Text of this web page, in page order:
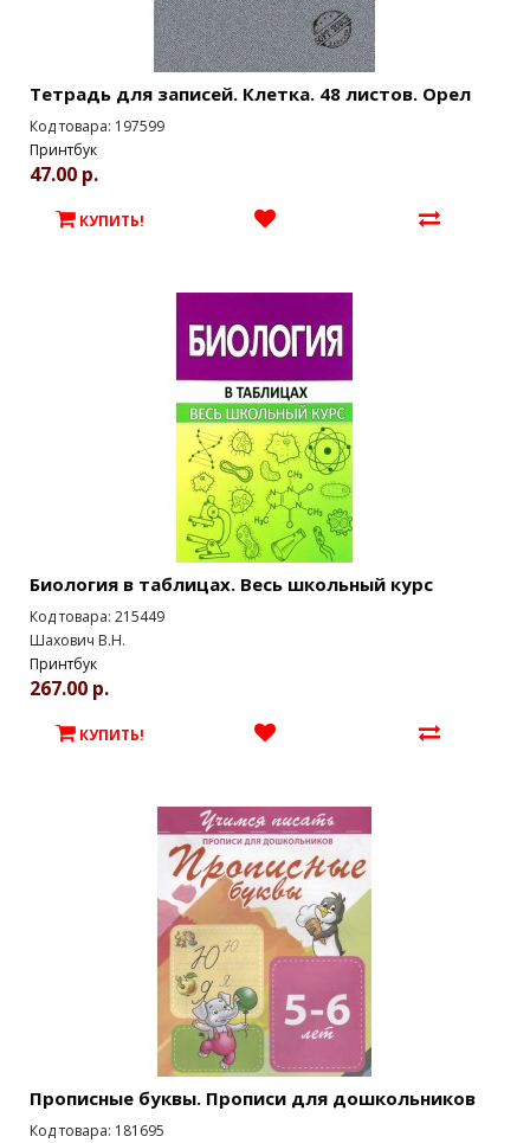
Тетрадь для записей. Клетка. 48 листов. Орел
Код товара: 197599
Принтбук
47.00 р.
КУПИТЬ!
Биология в таблицах. Весь школьный курс
Код товара: 215449
Шахович В.Н.
Принтбук
267.00 р.
КУПИТЬ!
Прописные буквы. Прописи для дошкольников
Код товара: 181695